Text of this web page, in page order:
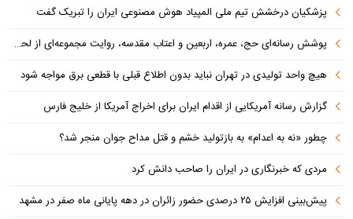
پزشکیان درخشش تیم ملی المپیاد هوش مصنوعی ایران را تبریک گفت
پوشش رسانه‌ای حج، عمره، اربعین و اعتاب مقدسه، روایت مجموعه‌ای از لحظه‌هاست
هیچ واحد تولیدی در تهران نباید بدون اطلاع قبلی با قطعی برق مواجه شود
گزارش رسانه آمریکایی از اقدام ایران برای اخراج آمریکا از خلیج فارس
چطور «نه به اعدام» به بازتولید خشم و قتل مداح جوان منجر شد؟
مردی که خبرنگاری در ایران را صاحب دانش کرد
پیش‌بینی افزایش ۲۵ درصدی حضور زائران در دهه پایانی ماه صفر در مشهد